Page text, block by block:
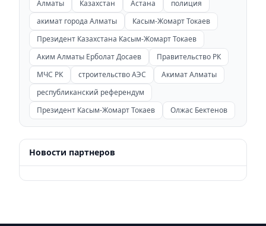
Алматы Казахстан Астана
полиция
акимат города Алматы
Касым-Жомарт Токаев
Президент Казахстана Касым-Жомарт Токаев
Аким Алматы Ерболат Досаев
Правительство РК
МЧС РК
строительство АЭС
Акимат Алматы
республиканский референдум
Президент Касым-Жомарт Токаев
Олжас Бектенов
Новости партнеров